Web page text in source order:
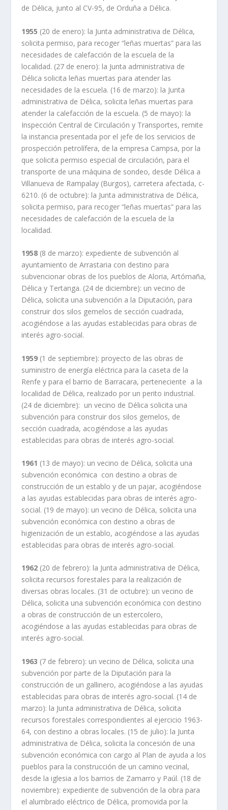
de Délica, junto al CV-95, de Orduña a Délica.
1955 (20 de enero): la Junta administrativa de Délica,
solicita permiso, para recoger “leñas muertas” para las
necesidades de calefacción de la escuela de la
localidad. (27 de enero): la Junta administrativa de
Délica solicita leñas muertas para atender las
necesidades de la escuela. (16 de marzo): la Junta
administrativa de Délica, solicita leñas muertas para
atender la calefacción de la escuela. (5 de mayo): la
Inspección Central de Circulación y Transportes, remite
la instancia presentada por el jefe de los servicios de
prospección petrolífera, de la empresa Campsa, por la
que solicita permiso especial de circulación, para el
transporte de una máquina de sondeo, desde Délica a
Villanueva de Rampalay (Burgos), carretera afectada, c-
6210. (6 de octubre): la Junta administrativa de Délica,
solicita permiso, para recoger “leñas muertas” para las
necesidades de calefacción de la escuela de la
localidad.
1958 (8 de marzo): expediente de subvención al
ayuntamiento de Arrastaria con destino para
subvencionar obras de los pueblos de Aloria, Artómaña,
Délica y Tertanga. (24 de diciembre): un vecino de
Délica, solicita una subvención a la Diputación, para
construir dos silos gemelos de sección cuadrada,
acogiéndose a las ayudas establecidas para obras de
interés agro-social.
1959 (1 de septiembre): proyecto de las obras de
suministro de energía eléctrica para la caseta de la
Renfe y para el barrio de Barracara, perteneciente a la
localidad de Délica, realizado por un perito industrial.
(24 de diciembre): un vecino de Délica solicita una
subvención para construir dos silos gemelos, de
sección cuadrada, acogiéndose a las ayudas
establecidas para obras de interés agro-social.
1961 (13 de mayo): un vecino de Délica, solicita una
subvención económica con destino a obras de
construcción de un establo y de un pajar, acogiéndose
a las ayudas establecidas para obras de interés agro-
social. (19 de mayo): un vecino de Délica, solicita una
subvención económica con destino a obras de
higienización de un establo, acogiéndose a las ayudas
establecidas para obras de interés agro-social.
1962 (20 de febrero): la Junta administrativa de Délica,
solicita recursos forestales para la realización de
diversas obras locales. (31 de octubre): un vecino de
Délica, solicita una subvención económica con destino
a obras de construcción de un estercolero,
acogiéndose a las ayudas establecidas para obras de
interés agro-social.
1963 (7 de febrero): un vecino de Délica, solicita una
subvención por parte de la Diputación para la
construcción de un gallinero, acogiéndose a las ayudas
establecidas para obras de interés agro-social. (14 de
marzo): la Junta administrativa de Délica, solicita
recursos forestales correspondientes al ejercicio 1963-
64, con destino a obras locales. (15 de julio): la Junta
administrativa de Délica, solicita la concesión de una
subvención económica con cargo al Plan de ayuda a los
pueblos para la construcción de un camino vecinal,
desde la iglesia a los barrios de Zamarro y Paúl. (18 de
noviembre): expediente de subvención de la obra para
el alumbrado eléctrico de Délica, promovida por la